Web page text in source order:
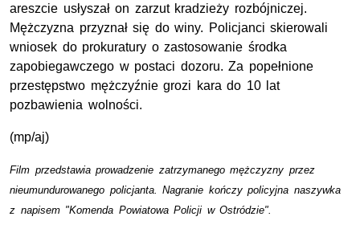
areszcie usłyszał on zarzut kradzieży rozbójniczej.
Mężczyzna przyznał się do winy. Policjanci skierowali
wniosek do prokuratury o zastosowanie środka
zapobiegawczego w postaci dozoru. Za popełnione
przestępstwo mężczyźnie grozi kara do 10 lat
pozbawienia wolności.
(mp/aj)
Film przedstawia prowadzenie zatrzymanego mężczyzny przez
nieumundurowanego policjanta. Nagranie kończy policyjna naszywka
z napisem "Komenda Powiatowa Policji w Ostródzie".